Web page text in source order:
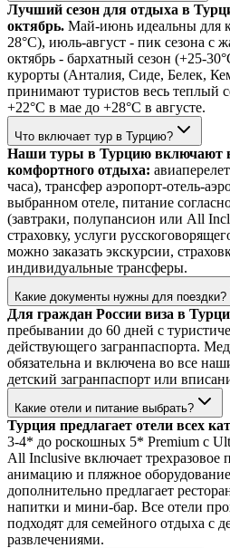
Лучший сезон для отдыха в
октябрь. Май-июнь идеальны для
28°C), июль-август - пик сезона с
октябрь - бархатный сезон (+25-
курорты (Анталия, Сиде, Белек,
принимают туристов весь теплый
+22°C в мае до +28°C в августе.
Что включает тур в Турцию?
Наши туры в Турцию включают
комфортного отдыха:
часа), трансфер аэропорт-отель-
выбранном отеле, питание
(завтраки, полупансион или All
страховку, услуги
можно заказать экскурсии,
индивидуальные трансферы.
Какие документы нужны для поездки?
Для граждан России виза в
пребывании до 60 дней с
действующего загранпаспорта.
обязательна и включена во все
детский загранпаспорт или
Какие отели и питание выбрать?
Турция предлагает отели всех
3-4* до роскошных 5* Premium с
All Inclusive включает трехразовое
анимацию и пляжное
дополнительно предлагает
напитки и мини-бар. Все отели
подходят для семейного отдыха с
развлечениями.